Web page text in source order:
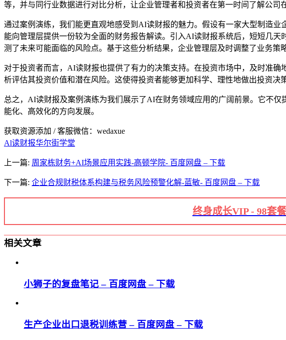
等，并与同行业数据进行对比分析，让企业管理者和投资者在第一时间了解公司
通过案例演练，我们能更直观地感受到AI读财报的魅力。假设有一家大型制造
能向管理层提供一份较为全面的财务报告解读。引入AI读财报系统后，短短几
测了未来可能面临的风险点。基于这些分析结果，企业管理层及时调整了业务
对于投资者而言，AI读财报也提供了有力的决策支持。在投资市场中，及时准
析评估其投资价值和潜在风险。这使得投资者能够更加科学、理性地做出投资决
总之，AI读财报及案例演练为我们展示了AI在财务领域应用的广阔前景。它不
能化、高效化的方向发展。
获取资源添加 / 客服微信：wedaxue
Al读财报华尔街学堂
上一篇: 周家栋财务+AI场景应用实践-高顿学院- 百度网盘 – 下载
下一篇: 企业合规财税体系构建与税务风险预警化解-蓝敏- 百度网盘 – 下载
终身成长VIP - 98套
相关文章
小狮子的复盘笔记 – 百度网盘 – 下载
生产企业出口退税训练营 – 百度网盘 – 下载